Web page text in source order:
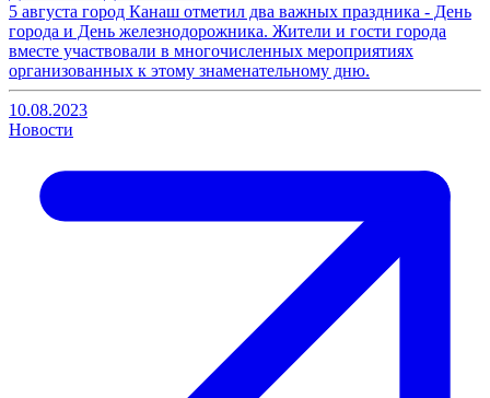
5 августа город Канаш отметил два важных праздника - День
города и День железнодорожника. Жители и гости города
вместе участвовали в многочисленных мероприятиях
организованных к этому знаменательному дню.
10.08.2023
Новости